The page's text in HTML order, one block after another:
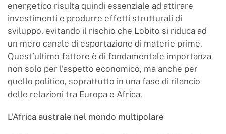
energetico risulta quindi essenziale ad attirare
investimenti e produrre effetti strutturali di
sviluppo, evitando il rischio che Lobito si riduca ad
un mero canale di esportazione di materie prime.
Quest’ultimo fattore è di fondamentale importanza
non solo per l’aspetto economico, ma anche per
quello politico, soprattutto in una fase di rilancio
delle relazioni tra Europa e Africa.
L’Africa australe nel mondo multipolare